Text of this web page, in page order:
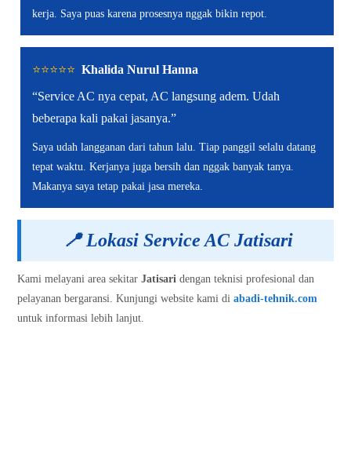
kerja. Saya puas karena prosesnya nggak bikin repot.
⭐️⭐️⭐️⭐️⭐️ Khalida Nurul Hanna
“Service AC nya cepat, AC langsung adem. Udah
beberapa kali pakai jasanya.”
Saya udah langganan dari tahun lalu. Tiap panggil selalu datang
tepat waktu. Kerjanya juga bersih dan nggak banyak tanya.
Makanya saya tetap pakai jasa mereka.
📍 Lokasi Service AC Jatisari
Kami melayani area sekitarJatisaridengan teknisi profesional dan
pelayanan bergaransi. Kunjungi website kami diabadi-tehnik.com
untuk informasi lebih lanjut.